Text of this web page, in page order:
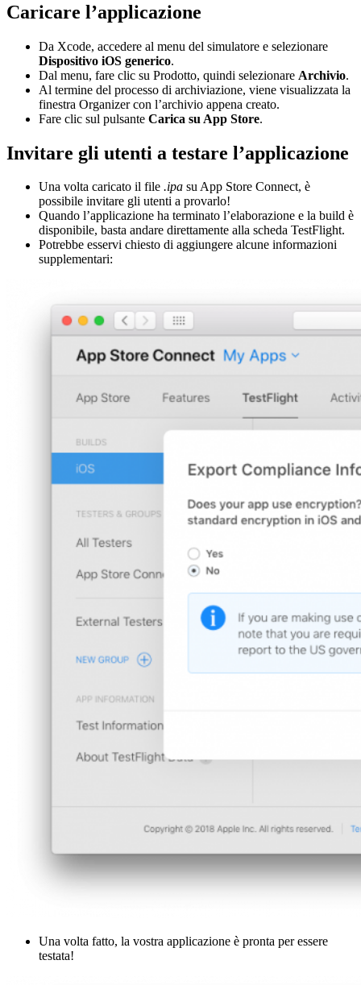
Caricare l’applicazione
Da Xcode, accedere al menu del simulatore e selezionare
Dispositivo iOS generico.
Dal menu, fare clic su Prodotto, quindi selezionare Archivio.
Al termine del processo di archiviazione, viene visualizzata la
finestra Organizer con l’archivio appena creato.
Fare clic sul pulsante Carica su App Store.
Invitare gli utenti a testare l’applicazione
Una volta caricato il file .ipa su App Store Connect, è
possibile invitare gli utenti a provarlo!
Quando l’applicazione ha terminato l’elaborazione e la build è
disponibile, basta andare direttamente alla scheda TestFlight.
Potrebbe esservi chiesto di aggiungere alcune informazioni
supplementari:
Una volta fatto, la vostra applicazione è pronta per essere
testata!